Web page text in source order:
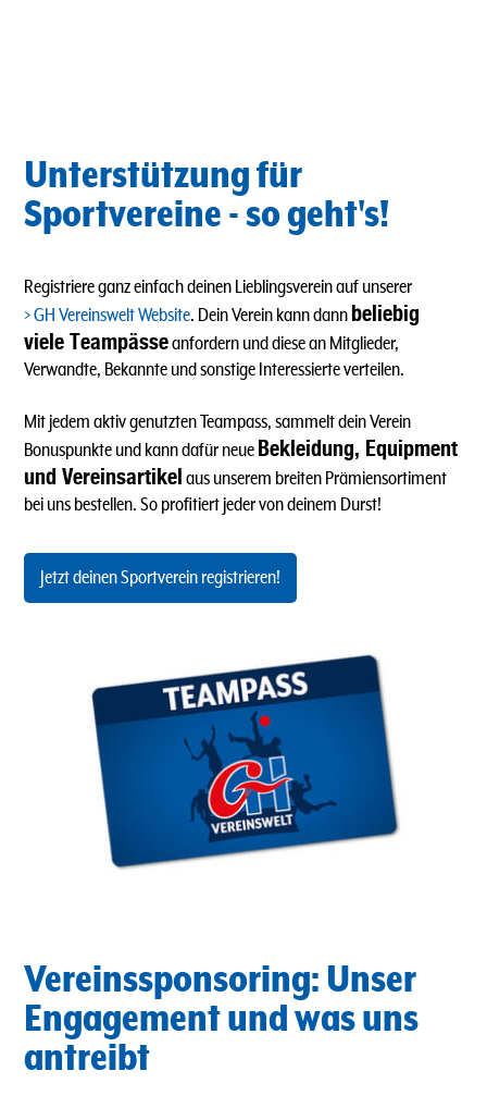
Unterstützung für
Sportvereine - so geht's!
Registriere ganz einfach deinen Lieblingsverein auf unserer
GH Vereinswelt Website. Dein Verein kann dann beliebig
viele Teampässeanfordern und diese an Mitglieder,
Verwandte, Bekannte und sonstige Interessierte verteilen.
Mit jedem aktiv genutzten Teampass, sammelt dein Verein
Bonuspunkte und kann dafür neue Bekleidung, Equipment
und Vereinsartikel aus unserem breiten Prämiensortiment
bei uns bestellen. So profitiert jeder von deinem Durst!
Jetzt deinen Sportverein registrieren!
Vereinssponsoring: Unser
Engagement und was uns
antreibt